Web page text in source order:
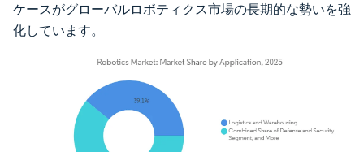
ケースがグローバルロボティクス市場の長期的な勢いを強
化しています。